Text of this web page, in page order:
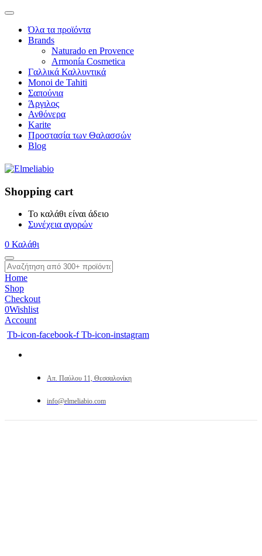
Όλα τα προϊόντα
Brands
Naturado en Provence
Armonía Cosmetica
Γαλλικά Καλλυντικά
Monoi de Tahiti
Σαπούνια
Άργιλος
Ανθόνερα
Karite
Προστασία των Θαλασσών
Blog
Shopping cart
Το καλάθι είναι άδειο
Συνέχεια αγορών
0 Καλάθι
Home
Shop
Checkout
0Wishlist
Account
Tb-icon-facebook-f Tb-icon-instagram
Απ. Παύλου 11, Θεσσαλονίκη
info@elmeliabio.com